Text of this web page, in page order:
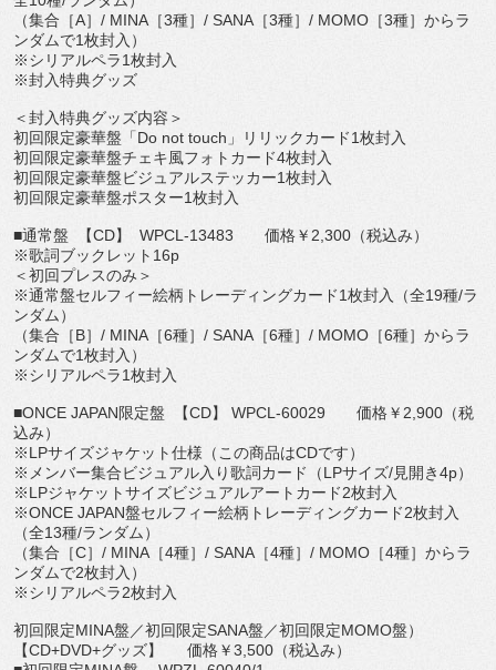
（集合［A］ / MINA ［3種］ / SANA ［3種］ / MOMO ［3種］からラ
ンダムで1枚封入）
※シリアルペラ1枚封入
※封入特典グッズ
＜封入特典グッズ内容＞
初回限定豪華盤「Do not touch 」リリックカード1枚封入
初回限定豪華盤チェキ風フォトカード4枚封入
初回限定豪華盤ビジュアルステッカー1枚封入
初回限定豪華盤ポスター1枚封入
■通常盤 【CD】 WPCL-13483 価格￥ 2,300 （税込み）
※歌詞ブックレット 16p
＜初回プレスのみ＞
※通常盤セルフィー絵柄トレーディングカード1枚封入（全19種/ラ
ンダム）
（集合［B］ / MINA ［6種］ / SANA ［6種］ / MOMO ［6種］からラ
ンダムで1枚封入）
※シリアルペラ1枚封入
■ONCE JAPAN限定盤 【CD】 WPCL-60029 価格￥ 2,900 （税
込み）
※LPサイズジャケット仕様（この商品はCDです）
※メンバー集合ビジュアル入り歌詞カード（LPサイズ/見開き4p）
※LPジャケットサイズビジュアルアートカード2枚封入
※ONCE JAPAN盤セルフィー絵柄トレーディングカード2枚封入
（全13種/ランダム）
（集合［C］ / MINA ［4種］ / SANA ［4種］ / MOMO ［4種］からラ
ンダムで2枚封入）
※シリアルペラ2枚封入
初回限定MINA盤／初回限定SANA盤／初回限定MOMO盤）
【CD+DVD+グッズ】 価格￥3,500 （税込み）